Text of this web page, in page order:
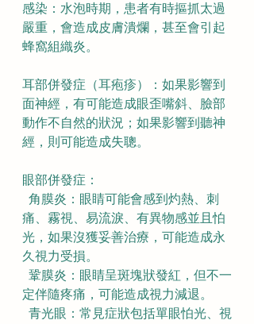
感染：水泡時期，患者有時摳抓太過
嚴重，會造成皮膚潰爛，甚至會引起
蜂窩組織炎。
耳部併發症（耳疱疹）：如果影響到
面神經，有可能造成眼歪嘴斜、臉部
動作不自然的狀況；如果影響到聽神
經，則可能造成失聰。
眼部併發症：
痛、霧視、易流淚、有異物感並且怕
光，如果沒獲妥善治療，可能造成永
久視力受損。
定伴隨疼痛，可能造成視力減退。